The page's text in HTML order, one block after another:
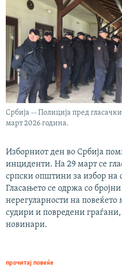
Србија -- Полиција пред
март 2026 година.
Изборниот ден во Србија
инциденти. На 29 март се
српски општини за избор на
Гласањето се одржа со
нерегуларности на
судири и повредени
новинари.
прочитај повеќе